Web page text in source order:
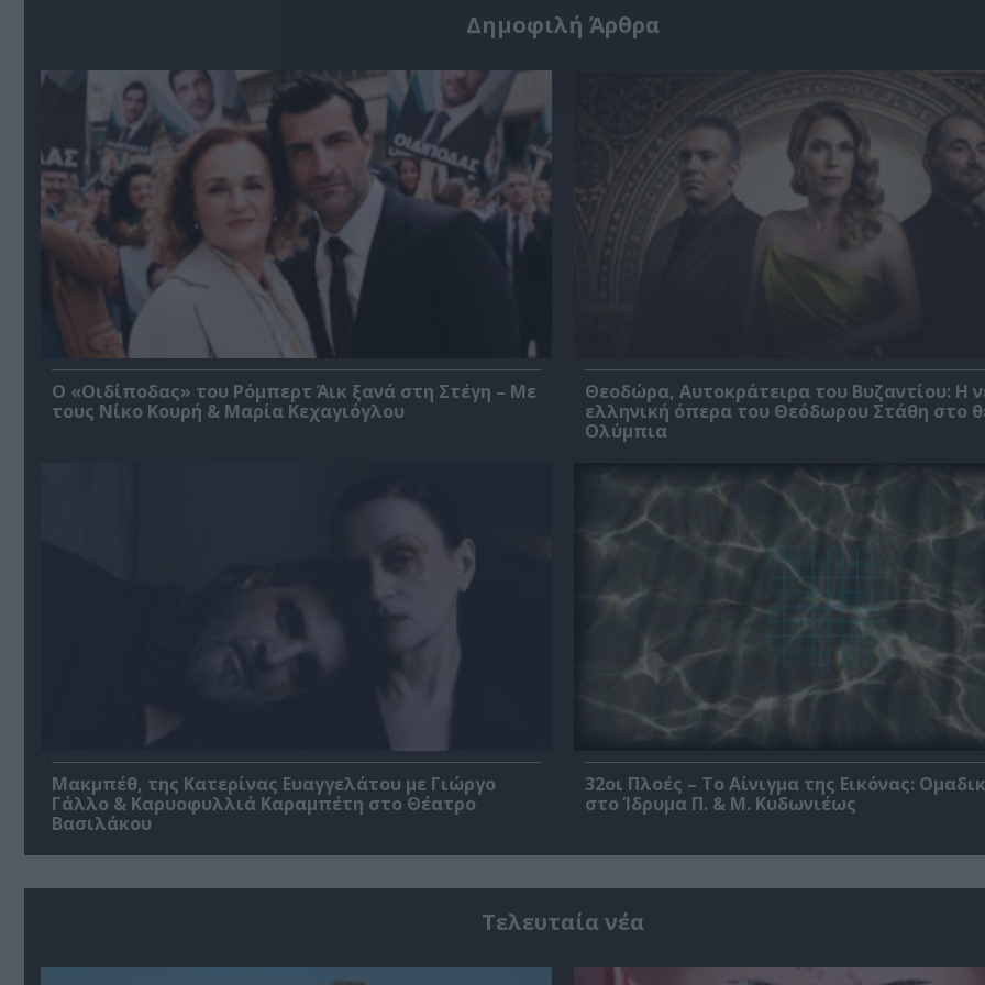
Δημοφιλή Άρθρα
O «Οιδίποδας» του Ρόμπερτ Άικ ξανά στη Στέγη – Με
τους Νίκο Κουρή & Μαρία Κεχαγιόγλου
Θεοδώρα, Αυτοκράτειρα του Βυζαντίου: Η
ελληνική όπερα του Θεόδωρου Στάθη στο
Ολύμπια
Μακμπέθ, της Κατερίνας Ευαγγελάτου με Γιώργο
Γάλλο & Καρυοφυλλιά Καραμπέτη στο Θέατρο
Βασιλάκου
32οι Πλοές – Το Αίνιγμα της Εικόνας:
στο Ίδρυμα Π. & Μ. Κυδωνιέως
Τελευταία νέα